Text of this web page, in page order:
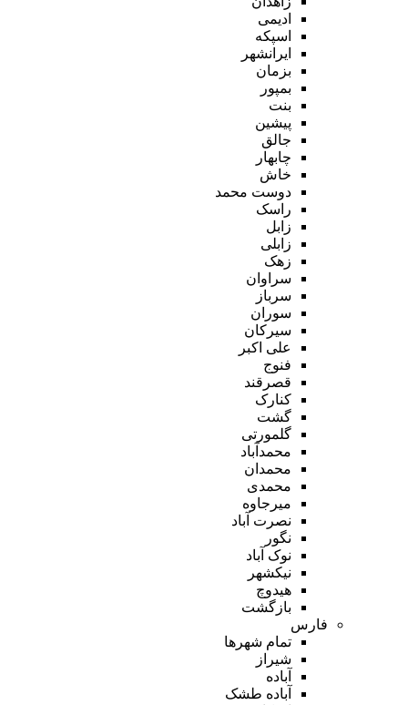
ادیمی
اسپکه
ایرانشهر
بزمان
بمپور
بنت
پیشین
جالق
چابهار
خاش
دوست محمد
راسک
زابل
زابلی
زهک
سراوان
سرباز
سوران
سیرکان
علی اکبر
فنوج
قصرقند
کنارک
گشت
گلمورتی
محمدآباد
محمدان
محمدی
میرجاوه
نصرت آباد
نگور
نوک آباد
نیکشهر
هیدوچ
بازگشت
فارس
تمام شهر‌ها
شیراز
آباده
آباده طشک